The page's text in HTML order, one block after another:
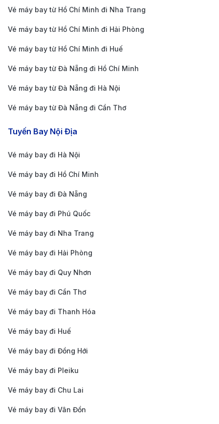
tiện ích đi kèm, giúp bạn dễ dàng so sánh và lựa
nào của chuyến bay, nhờ hệ thống cập nhật tự
động của 190Booking.
Dịch vụ tiện ích bổ sung: Ngoài đặt vé máy bay,
chỗ ngồi và dịch vụ đưa đón sân bay. Các tiện ích
thời gian và công sức.
Cam kết hoàn tiền và bảo mật thông tin khách
hàng
: 190Booking cam kết hoàn tiền trong các
của khách hàng, giúp bạn hoàn toàn yên tâm khi
đặt vé qua hệ thống.
Kinh nghiệm du lịch Cần Thơ
Thời gian lý tưởng để đi du lịch Cần Thơ
Thời gian lý tưởng để đi du lịch Cần Thơ
Cần Thơ, nằm trong vùng khí hậu nhiệt đới gió mùa,
cho Cần Thơ một vẻ đẹp riêng:
Mùa khô (tháng 12 - tháng 4)
Vé máy bay từ Hồ Chí Minh đi Nha Trang
Vé máy bay từ Hồ Chí Minh đi Hải Phòng
Vé máy bay từ Hồ Chí Minh đi Huế
Vé máy bay từ Đà Nẵng đi Hồ Chí Minh
Vé máy bay từ Đà Nẵng đi Hà Nội
Vé máy bay từ Đà Nẵng đi Cần Thơ
Tuyến Bay Nội Địa
Vé máy bay đi Hà Nội
Vé máy bay đi Hồ Chí Minh
Vé máy bay đi Đà Nẵng
Vé máy bay đi Phú Quốc
Vé máy bay đi Nha Trang
Vé máy bay đi Hải Phòng
Vé máy bay đi Quy Nhơn
Vé máy bay đi Cần Thơ
Vé máy bay đi Thanh Hóa
Vé máy bay đi Huế
Vé máy bay đi Đồng Hới
Vé máy bay đi Pleiku
Vé máy bay đi Chu Lai
Vé máy bay đi Vân Đồn